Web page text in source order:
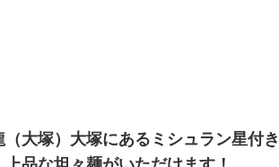
（大塚）大塚にあるミシュラン星付